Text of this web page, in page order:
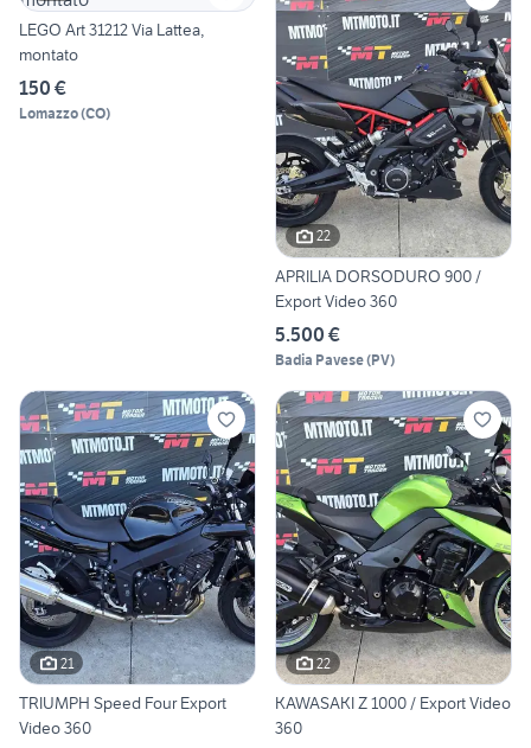
LEGO Art 31212 Via Lattea,
montato
150 €
Lomazzo(CO)
22
APRILIA DORSODURO 900 /
Export Video 360
5.500 €
Badia Pavese(PV)
21
TRIUMPH Speed Four Export
Video 360
22
KAWASAKI Z 1000 / Export Video
360